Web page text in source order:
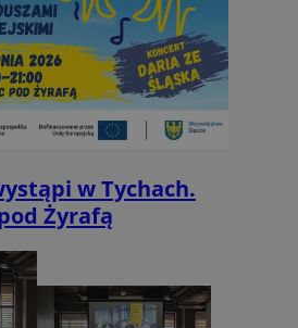
w Tychach.
Żyrafą